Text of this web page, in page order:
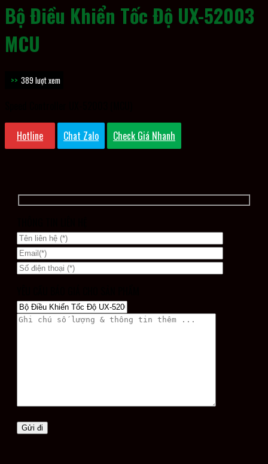
Bộ Điều Khiển Tốc Độ UX-52003
MCU
389 lượt xem
Hotline Chat Zalo Check Giá Nhanh